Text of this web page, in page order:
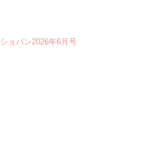
ショパン2026年6月号